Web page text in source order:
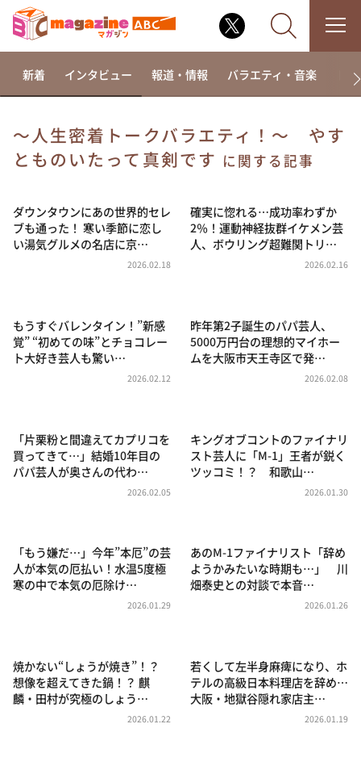
なるみ・岡村の過ぎるTV
これ余談なんですけど・・・
～人生密着トークバラエティ！～ やすとものいたっ
て真剣です
河合＆A.B.C-Z塚田×福井アナ「なんでやねん！？」
（news おかえり）
DAIGOも台所 ～きょうの献立 何にする？～
教えて！ニュースライブ 正義のミカタ
ＬＩＦＥ～夢のカタチ～
ザキ山小屋本館
ぺこぱのまるスポ
新着 インタビュー 報道・情報 バラエティ・音楽 ド
～人生密着トークバラエティ！～ やす
とものいたって真剣です に関する記事
ダウンタウンにあの世界的セレ
ブも通った！ 寒い季節に恋し
い湯気グルメの名店に京…
2026.02.18
確実に惚れる…成功率わずか
2％！運動神経抜群イケメン芸
人、ボウリング超難関トリ…
2026.02.16
もうすぐバレンタイン！”新感
覚” “初めての味”とチョコレー
ト大好き芸人も驚い…
2026.02.12
昨年第2子誕生のパパ芸人、
5000万円台の理想的マイホー
ムを大阪市天王寺区で発…
2026.02.08
「片栗粉と間違えてカプリコを
買ってきて…」結婚10年目の
パパ芸人が奥さんの代わ…
2026.02.05
キングオブコントのファイナリ
スト芸人に「M-1」王者が鋭く
ツッコミ！？ 和歌山…
2026.01.30
「もう嫌だ…」今年”本厄”の芸
人が本気の厄払い！水温5度極
寒の中で本気の厄除け…
2026.01.29
あのM-1ファイナリスト「辞め
ようかみたいな時期も…」 川
畑泰史との対談で本音…
2026.01.26
焼かない“しょうが焼き”！？
想像を超えてきた鍋！？ 麒
麟・田村が究極のしょう…
2026.01.22
若くして左半身麻痺になり、ホ
テルの高級日本料理店を辞め…
大阪・地獄谷隠れ家店主…
2026.01.19